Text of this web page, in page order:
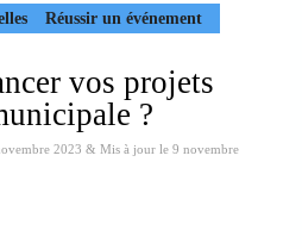
Réussir un événement
vos projets
?
2023 & Mis à jour le 9 novembre